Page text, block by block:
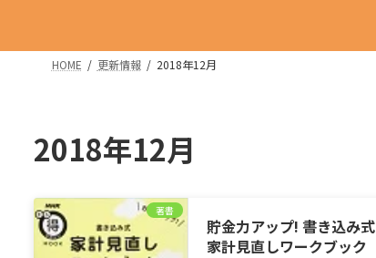
HOME 更新情報 2018年12月
2018年12月
著書
貯金力アップ! 書き込み式
家計見直しワークブック